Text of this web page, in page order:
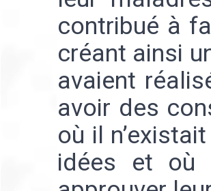
contribué à
créant ainsi
avaient
avoir des
où il
idées et où